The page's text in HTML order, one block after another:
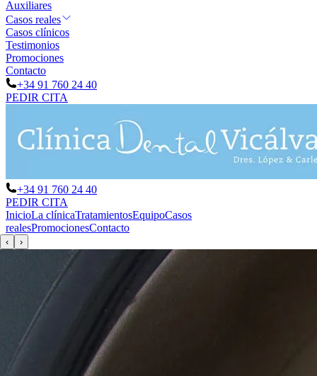
Auxiliares
Casos reales
Casos clínicos
Testimonios
Promociones
Contacto
+34 91 760 24 40
PEDIR CITA
+34 91 760 24 40
PEDIR CITA
InicioLa clínicaTratamientosEquipoCasos
realesPromocionesContacto
‹ ›